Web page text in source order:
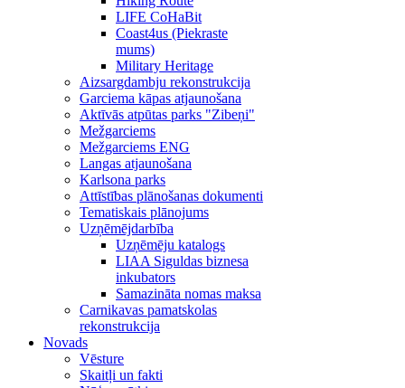
LIFE CoHaBit
Coast4us (Piekraste
mums)
Military Heritage
Aizsargdambju rekonstrukcija
Garciema kāpas atjaunošana
Aktīvās atpūtas parks "Zibeņi"
Mežgarciems
Mežgarciems ENG
Langas atjaunošana
Karlsona parks
Attīstības plānošanas dokumenti
Tematiskais plānojums
Uzņēmējdarbība
Uzņēmēju katalogs
LIAA Siguldas biznesa
inkubators
Samazināta nomas maksa
Carnikavas pamatskolas
rekonstrukcija
Novads
Vēsture
Skaitļi un fakti